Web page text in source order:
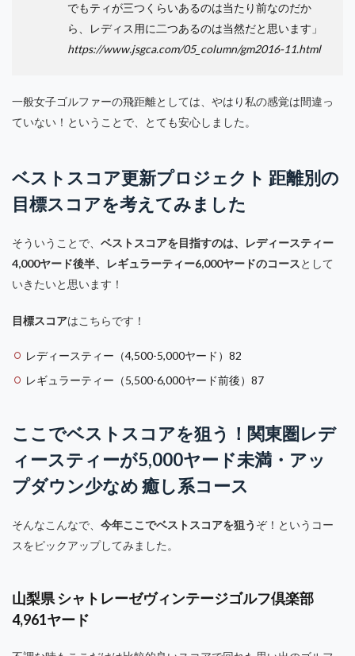
でもティが三つくらいあるのは当たり前なのだか
ら、レディス用に二つあるのは当然だと思います」
https://www.jsgca.com/05_column/gm2016-11.html
一般女子ゴルファーの飛距離としては、やはり私の感覚は間違っ
ていない！ということで、とても安心しました。
ベストスコア更新プロジェクト 距離別の
目標スコアを考えてみました
そういうことで、 ベストスコアを目指すのは、レディースティー
4,000ヤード後半、レギュラーティー6,000ヤードのコースとして
いきたいと思います！
目標スコアはこちらです！
レディースティー（4,500-5,000ヤード）82
レギュラーティー（5,500-6,000ヤード前後）87
ここでベストスコアを狙う！関東圏レデ
ィースティーが5,000ヤード未満・アッ
プダウン少なめ 癒し系コース
そんなこんなで、 今年ここでベストスコアを狙う ぞ！というコー
スをピックアップしてみました。
山梨県 シャトレーゼヴィンテージゴルフ倶楽部
4,961ヤード